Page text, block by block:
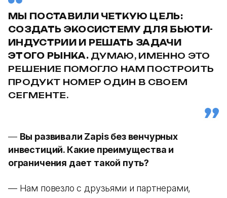
МЫ ПОСТАВИЛИ ЧЕТКУЮ ЦЕЛЬ:
СОЗДАТЬ ЭКОСИСТЕМУ ДЛЯ БЬЮТИ-
ИНДУСТРИИ И РЕШАТЬ ЗАДАЧИ
ЭТОГО РЫНКА. ДУМАЮ, ИМЕННО ЭТО
РЕШЕНИЕ ПОМОГЛО НАМ ПОСТРОИТЬ
ПРОДУКТ НОМЕР ОДИН В СВОЕМ
СЕГМЕНТЕ.
— Вы развивали Zapis без венчурных
инвестиций. Какие преимущества и
ограничения дает такой путь?
— Нам повезло с друзьями и партнерами,